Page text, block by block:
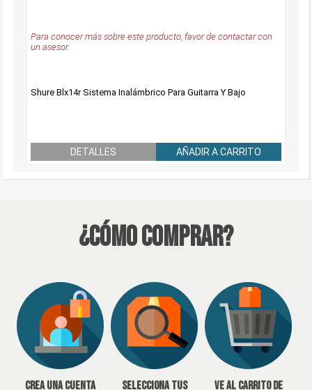
Para conocer más sobre este producto, favor de contactar con
un asesor.
Shure Blx14r Sistema Inalámbrico Para Guitarra Y Bajo
DETALLES AÑADIR A CARRITO
¿Cómo Comprar?
Crea una cuenta Selecciona tus Ve al carrito de